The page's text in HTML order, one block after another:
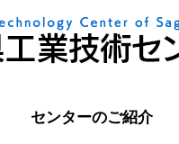
センターのご紹介